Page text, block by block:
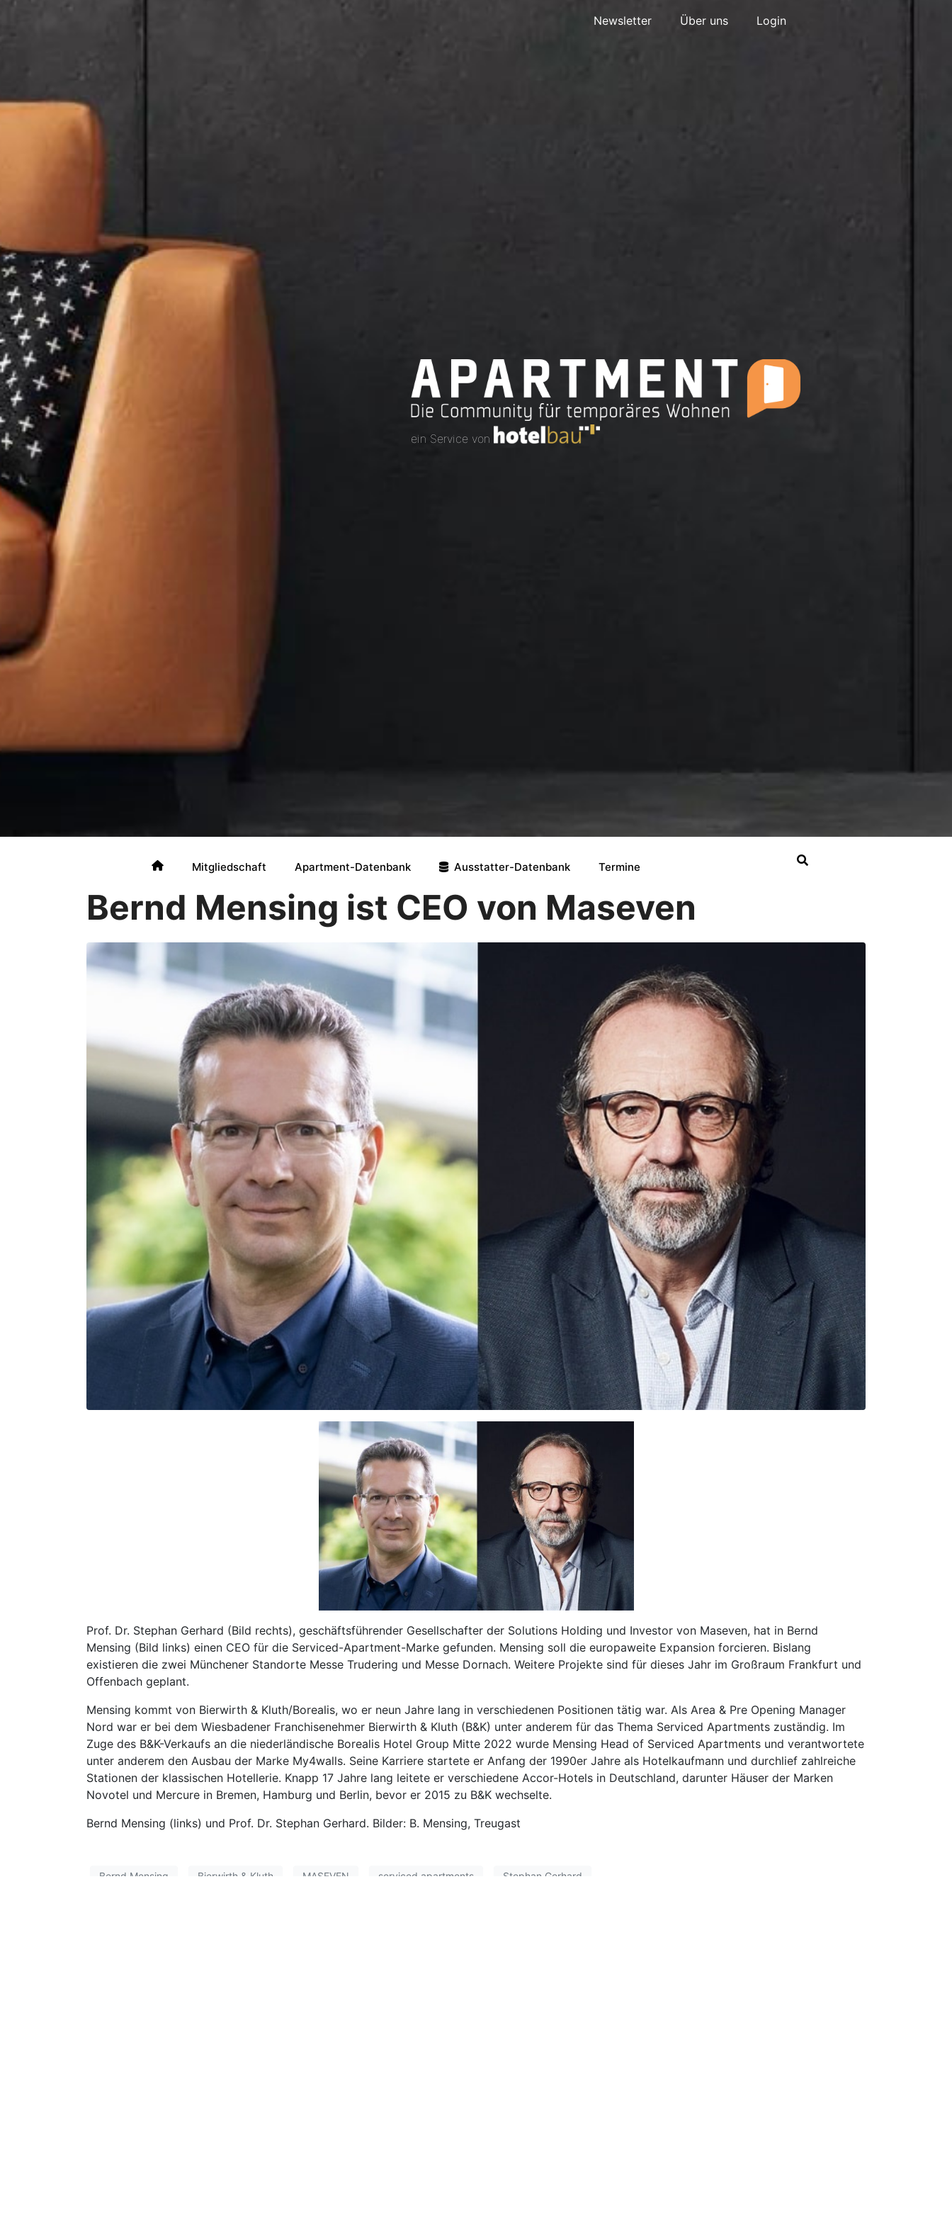
Newsletter Über uns Login
ein Service von
Mitgliedschaft Apartment-Datenbank Ausstatter-Datenbank Termine
Bernd Mensing ist CEO von Maseven
Prof. Dr. Stephan Gerhard (Bild rechts), geschäftsführender Gesellschafter der Solutions Holding und Investor von Maseven, hat in Bernd
Mensing (Bild links) einen CEO für die Serviced-Apartment-Marke gefunden. Mensing soll die europaweite Expansion forcieren. Bislang
existieren die zwei Münchener Standorte Messe Trudering und Messe Dornach. Weitere Projekte sind für dieses Jahr im Großraum Frankfurt und
Offenbach geplant.
Mensing kommt von Bierwirth & Kluth/Borealis, wo er neun Jahre lang in verschiedenen Positionen tätig war. Als Area & Pre Opening Manager
Nord war er bei dem Wiesbadener Franchisenehmer Bierwirth & Kluth (B&K) unter anderem für das Thema Serviced Apartments zuständig. Im
Zuge des B&K-Verkaufs an die niederländische Borealis Hotel Group Mitte 2022 wurde Mensing Head of Serviced Apartments und verantwortete
unter anderem den Ausbau der Marke My4walls. Seine Karriere startete er Anfang der 1990er Jahre als Hotelkaufmann und durchlief zahlreiche
Stationen der klassischen Hotellerie. Knapp 17 Jahre lang leitete er verschiedene Accor-Hotels in Deutschland, darunter Häuser der Marken
Novotel und Mercure in Bremen, Hamburg und Berlin, bevor er 2015 zu B&K wechselte.
Bernd Mensing (links) und Prof. Dr. Stephan Gerhard. Bilder: B. Mensing, Treugast
Bernd Mensing Bierwirth & Kluth MASEVEN serviced apartments Stephan Gerhard